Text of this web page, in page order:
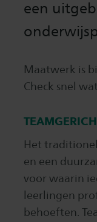
een
Maatwerk is
Check snel
Het
en een
voor waarin
leerlingen
behoeften.